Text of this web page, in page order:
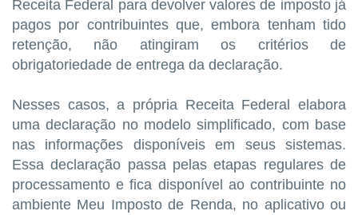
Receita Federal para devolver valores de imposto já
pagos por contribuintes que, embora tenham tido
retenção, não atingiram os critérios de
obrigatoriedade de entrega da declaração.
Nesses casos, a própria Receita Federal elabora
uma declaração no modelo simplificado, com base
nas informações disponíveis em seus sistemas.
Essa declaração passa pelas etapas regulares de
processamento e fica disponível ao contribuinte no
ambiente Meu Imposto de Renda, no aplicativo ou